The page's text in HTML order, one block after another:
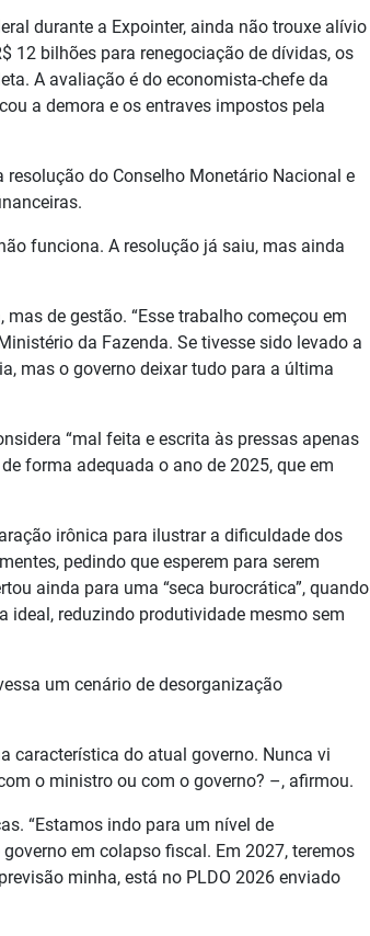
durante a Expointer, ainda não trouxe alívio
12 bilhões para renegociação de dívidas, os
A avaliação é do economista-chefe da
a demora e os entraves impostos pela
do Conselho Monetário Nacional e
funciona. A resolução já saiu, mas ainda
de gestão. “Esse trabalho começou em
da Fazenda. Se tivesse sido levado a
mas o governo deixar tudo para a última
“mal feita e escrita às pressas apenas
forma adequada o ano de 2025, que em
irônica para ilustrar a dificuldade dos
pedindo que esperem para serem
ainda para uma “seca burocrática”, quando
reduzindo produtividade mesmo sem
um cenário de desorganização
característica do atual governo. Nunca vi
o ministro ou com o governo? –, afirmou.
“Estamos indo para um nível de
em colapso fiscal. Em 2027, teremos
minha, está no PLDO 2026 enviado